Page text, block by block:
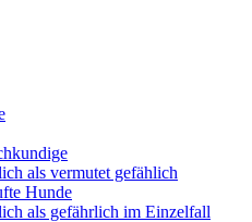
als vermutet gefählich
Hunde
als gefährlich im Einzelfall